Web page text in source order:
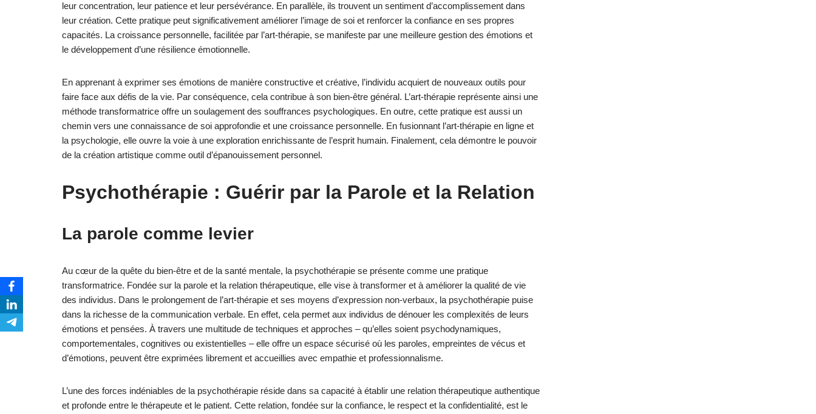
leur concentration, leur patience et leur persévérance. En parallèle, ils trouvent un sentiment d’accomplissement dans
leur création. Cette pratique peut significativement améliorer l’image de soi et renforcer la confiance en ses propres
capacités. La croissance personnelle, facilitée par l’art-thérapie, se manifeste par une meilleure gestion des émotions et
le développement d’une résilience émotionnelle.
En apprenant à exprimer ses émotions de manière constructive et créative, l’individu acquiert de nouveaux outils pour
faire face aux défis de la vie. Par conséquence, cela contribue à son bien-être général. L’art-thérapie représente ainsi une
méthode transformatrice offre un soulagement des souffrances psychologiques. En outre, cette pratique est aussi un
chemin vers une connaissance de soi approfondie et une croissance personnelle. En fusionnant l’art-thérapie en ligne et
la psychologie, elle ouvre la voie à une exploration enrichissante de l’esprit humain. Finalement, cela démontre le pouvoir
de la création artistique comme outil d’épanouissement personnel.
Psychothérapie : Guérir par la Parole et la Relation
La parole comme levier
Au cœur de la quête du bien-être et de la santé mentale, la psychothérapie se présente comme une pratique
transformatrice. Fondée sur la parole et la relation thérapeutique, elle vise à transformer et à améliorer la qualité de vie
des individus. Dans le prolongement de l’art-thérapie et ses moyens d’expression non-verbaux, la psychothérapie puise
dans la richesse de la communication verbale. En effet, cela permet aux individus de dénouer les complexités de leurs
émotions et pensées. À travers une multitude de techniques et approches – qu’elles soient psychodynamiques,
comportementales, cognitives ou existentielles – elle offre un espace sécurisé où les paroles, empreintes de vécus et
d’émotions, peuvent être exprimées librement et accueillies avec empathie et professionnalisme.
L’une des forces indéniables de la psychothérapie réside dans sa capacité à établir une relation thérapeutique authentique
et profonde entre le thérapeute et le patient. Cette relation, fondée sur la confiance, le respect et la confidentialité, est le